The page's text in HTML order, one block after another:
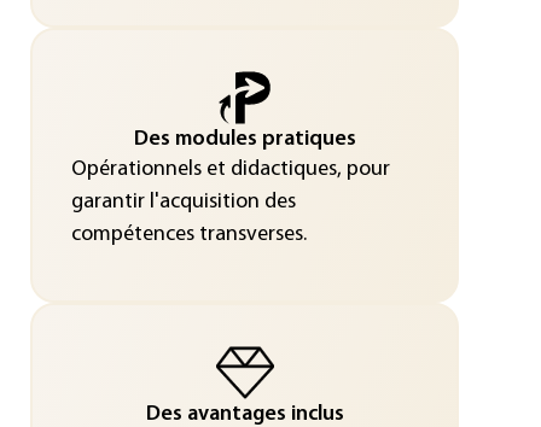
Des modules pratiques
Opérationnels et didactiques, pour
garantir l'acquisition des
compétences transverses.
Des avantages inclus